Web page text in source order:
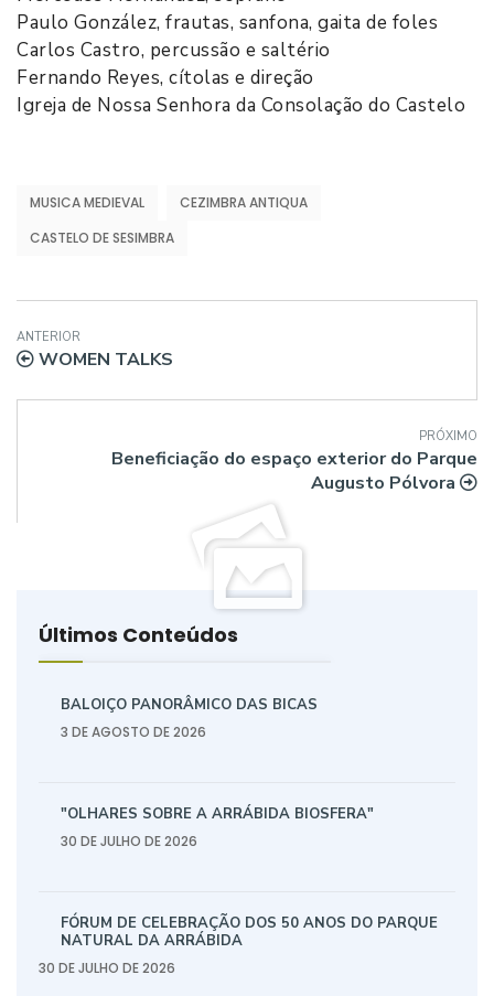
Paulo González, frautas, sanfona, gaita de foles
Carlos Castro, percussão e saltério
Fernando Reyes, cítolas e direção
Igreja de Nossa Senhora da Consolação do Castelo
MUSICA MEDIEVAL
CEZIMBRA ANTIQUA
CASTELO DE SESIMBRA
ANTERIOR
WOMEN TALKS
PRÓXIMO
Beneficiação do espaço exterior do Parque
Augusto Pólvora
Últimos Conteúdos
BALOIÇO PANORÂMICO DAS BICAS
3 DE AGOSTO DE 2026
"OLHARES SOBRE A ARRÁBIDA BIOSFERA"
30 DE JULHO DE 2026
FÓRUM DE CELEBRAÇÃO DOS 50 ANOS DO PARQUE
NATURAL DA ARRÁBIDA
30 DE JULHO DE 2026